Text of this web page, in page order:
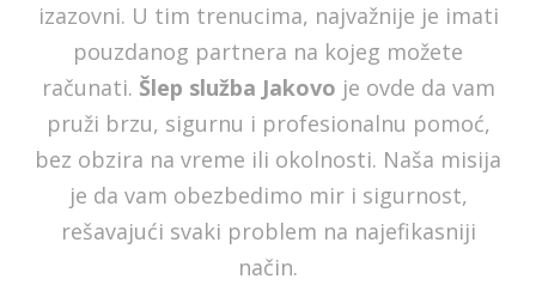
izazovni. U tim trenucima, najvažnije je imati
pouzdanog partnera na kojeg možete
računati. Šlep služba Jakovo je ovde da vam
pruži brzu, sigurnu i profesionalnu pomoć,
bez obzira na vreme ili okolnosti. Naša misija
je da vam obezbedimo mir i sigurnost,
rešavajući svaki problem na najefikasniji
način.